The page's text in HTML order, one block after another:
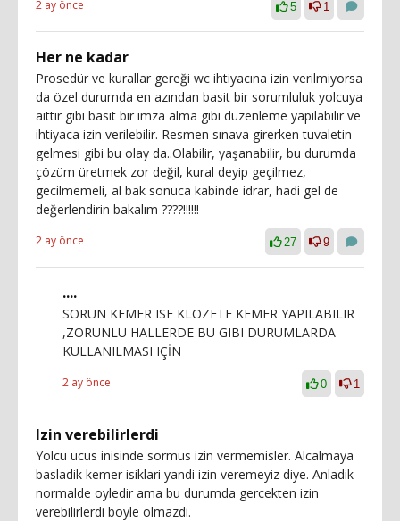
2 ay önce 5 1
Her ne kadar
Prosedür ve kurallar gereği wc ihtiyacına izin verilmiyorsa
da özel durumda en azından basit bir sorumluluk yolcuya
aittir gibi basit bir imza alma gibi düzenleme yapilabilir ve
ihtiyaca izin verilebilir. Resmen sınava girerken tuvaletin
gelmesi gibi bu olay da..Olabilir, yaşanabilir, bu durumda
çözüm üretmek zor değil, kural deyip geçilmez,
gecilmemeli, al bak sonuca kabinde idrar, hadi gel de
değerlendirin bakalım ????!!!!!!
2 ay önce 27 9
....
SORUN KEMER ISE KLOZETE KEMER YAPILABILIR
,ZORUNLU HALLERDE BU GIBI DURUMLARDA
KULLANILMASI IÇİN
2 ay önce 0 1
Izin verebilirlerdi
Yolcu ucus inisinde sormus izin vermemisler. Alcalmaya
basladik kemer isiklari yandi izin veremeyiz diye. Anladik
normalde oyledir ama bu durumda gercekten izin
verebilirlerdi boyle olmazdi.